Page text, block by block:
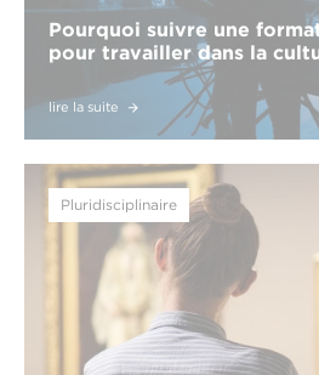
Pourquoi suivre une
pour travailler dans la
lire la suite
Pluridisciplinaire